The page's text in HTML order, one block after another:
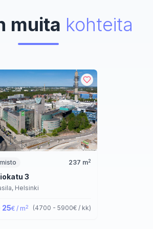
muita kohteita
237 m2
3
Helsinki
25€ / m2 (4700 - 5900€ / kk)